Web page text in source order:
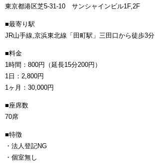
東京都港区芝5-31-10 サンシャインビル1F,2F
■最寄り駅
JR山手線,京浜東北線「田町駅」三田口から徒歩3分
■料金
1時間：800円（延長15分200円）
1日：2,800円
1ヶ月：30,000円
■座席数
70席
■特徴
・法人登記NG
・個室無し